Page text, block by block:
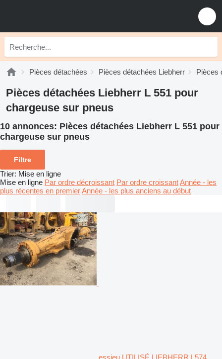
Pièces détachées Pièces détachées Liebherr Pièces
Pièces détachées Liebherr L 551 pour
chargeuse sur pneus
10 annonces: Pièces détachées Liebherr L 551 pour
chargeuse sur pneus
Filtre
Trier: Mise en ligne
Mise en ligne Par ordre décroissant Par ordre croissantAnnée - les
plus récentes en premierAnnée - les plus anciens au début
essieu UTILISÉ LIEBHERR L574